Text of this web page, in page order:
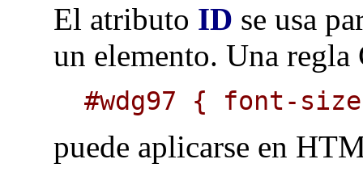
El atributo ID se usa
un elemento. Una regla
#wdg97 { font-
puede aplicarse en